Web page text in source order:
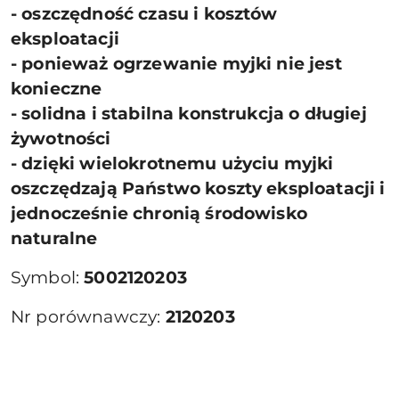
- oszczędność czasu i kosztów
eksploatacji
- ponieważ ogrzewanie myjki nie jest
konieczne
- solidna i stabilna konstrukcja o długiej
żywotności
- dzięki wielokrotnemu użyciu myjki
oszczędzają Państwo koszty eksploatacji i
jednocześnie chronią środowisko
naturalne
Symbol:5002120203
Nr porównawczy: 2120203